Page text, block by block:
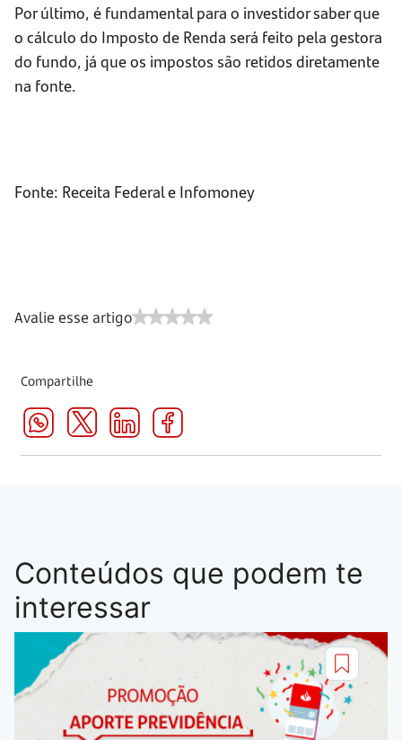
Por último, é fundamental para o investidor saber que
o cálculo do Imposto de Renda será feito pela gestora
do fundo, já que os impostos são retidos diretamente
na fonte.
Fonte: Receita Federal e Infomoney
Avalie esse artigo
Compartilhe
Conteúdos que podem te
interessar